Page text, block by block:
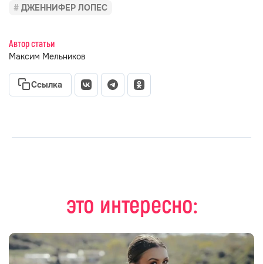
ДЖЕННИФЕР ЛОПЕС
Автор статьи
Максим Мельников
Ссылка
это интересно: